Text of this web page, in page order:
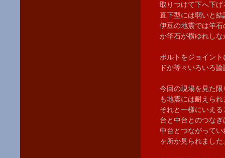
取りつけて下へ下
直下型には弱いと
伊豆の地震では竿
か竿石が横ゆれし
ボルトをジョイン
ドか等々いろいろ
今回の現場を見た
も地震には耐えられ
それと一様にいえ
台と中台とのつな
中台とつながって
ヶ所か見られました